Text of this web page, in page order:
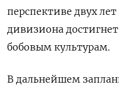
перспективе двух
дивизиона
бобовым культурам.
В дальнейшем